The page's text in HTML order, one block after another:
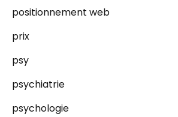
positionnement web
prix
psy
psychiatrie
psychologie